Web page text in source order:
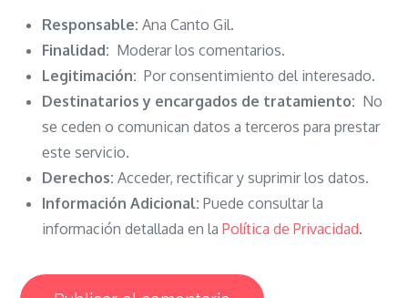
Responsable: Ana Canto Gil.
Finalidad: Moderar los comentarios.
Legitimación: Por consentimiento del interesado.
Destinatarios y encargados de tratamiento: No
se ceden o comunican datos a terceros para prestar
este servicio.
Derechos: Acceder, rectificar y suprimir los datos.
Información Adicional: Puede consultar la
información detallada en laPolítica de Privacidad.